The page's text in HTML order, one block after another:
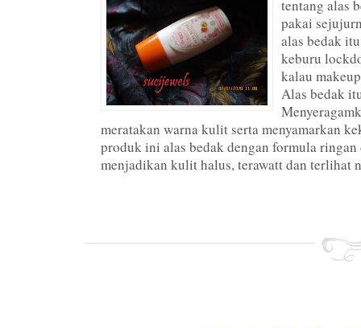
tentang alas
pakai
alas bedak
keburu
kalau
Alas bedak
meratakan warna kulit serta menyamarkan
produk ini alas bedak dengan formula ringan
menjadikan kulit halus, terawatt dan terlihat